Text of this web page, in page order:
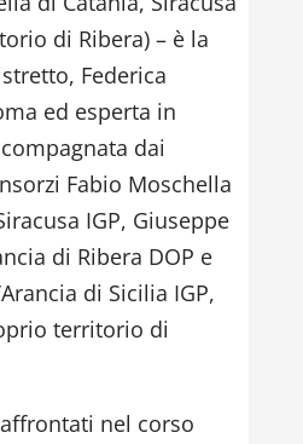
di Ribera) – è la
Federica
ed esperta in
dai
Fabio Moschella
IGP, Giuseppe
di Ribera DOP e
di Sicilia IGP,
territorio di
nel corso